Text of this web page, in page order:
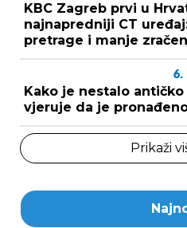
KBC Zagreb prvi u
najnapredniji CT
pretrage i manje
6.
Kako je nestalo
vjeruje da je
Prikaži